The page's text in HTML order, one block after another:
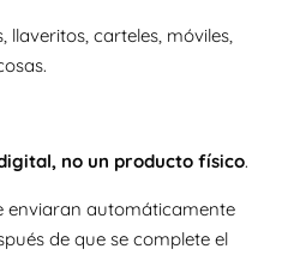
carteles, móviles,
no un producto físico.
enviaran automáticamente
de que se complete el